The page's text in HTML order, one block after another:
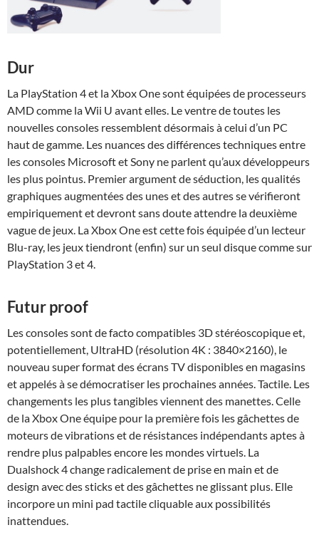
Dur
La PlayStation 4 et la Xbox One sont équipées de processeurs
AMD comme la Wii U avant elles. Le ventre de toutes les
nouvelles consoles ressemblent désormais à celui d’un PC
haut de gamme. Les nuances des différences techniques entre
les consoles Microsoft et Sony ne parlent qu’aux développeurs
les plus pointus. Premier argument de séduction, les qualités
graphiques augmentées des unes et des autres se vérifieront
empiriquement et devront sans doute attendre la deuxième
vague de jeux. La Xbox One est cette fois équipée d’un lecteur
Blu-ray, les jeux tiendront (enfin) sur un seul disque comme sur
PlayStation 3 et 4.
Futur proof
Les consoles sont de facto compatibles 3D stéréoscopique et,
potentiellement, UltraHD (résolution 4K : 3840×2160), le
nouveau super format des écrans TV disponibles en magasins
et appelés à se démocratiser les prochaines années. Tactile. Les
changements les plus tangibles viennent des manettes. Celle
de la Xbox One équipe pour la première fois les gâchettes de
moteurs de vibrations et de résistances indépendants aptes à
rendre plus palpables encore les mondes virtuels. La
Dualshock 4 change radicalement de prise en main et de
design avec des sticks et des gâchettes ne glissant plus. Elle
incorpore un mini pad tactile cliquable aux possibilités
inattendues.